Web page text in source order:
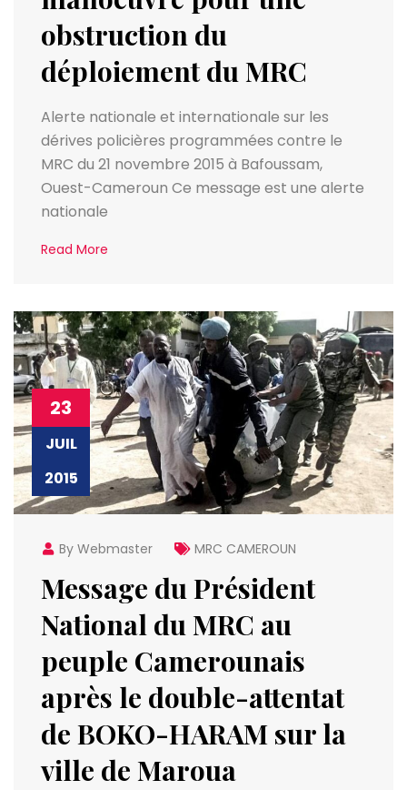
obstruction du
déploiement du MRC
Alerte nationale et internationale sur les
dérives policières programmées contre le
MRC du 21 novembre 2015 à Bafoussam,
Ouest-Cameroun Ce message est une alerte
nationale
Read More
23
JUIL
2015
By Webmaster MRC CAMEROUN
Message du Président
National du MRC au
peuple Camerounais
après le double-attentat
de BOKO-HARAM sur la
ville de Maroua